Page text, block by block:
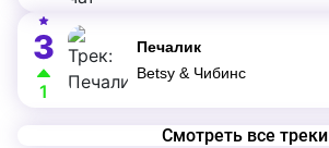
3
1
Печалик
Betsy & Чибинс
Смотреть все треки